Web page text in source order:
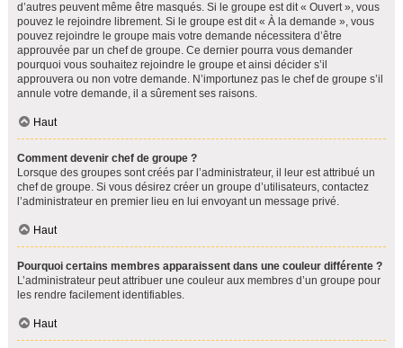
d’autres peuvent même être masqués. Si le groupe est dit « Ouvert », vous
pouvez le rejoindre librement. Si le groupe est dit « À la demande », vous
pouvez rejoindre le groupe mais votre demande nécessitera d’être
approuvée par un chef de groupe. Ce dernier pourra vous demander
pourquoi vous souhaitez rejoindre le groupe et ainsi décider s’il
approuvera ou non votre demande. N’importunez pas le chef de groupe s’il
annule votre demande, il a sûrement ses raisons.
Haut
Comment devenir chef de groupe ?
Lorsque des groupes sont créés par l’administrateur, il leur est attribué un
chef de groupe. Si vous désirez créer un groupe d’utilisateurs, contactez
l’administrateur en premier lieu en lui envoyant un message privé.
Haut
Pourquoi certains membres apparaissent dans une couleur différente ?
L’administrateur peut attribuer une couleur aux membres d’un groupe pour
les rendre facilement identifiables.
Haut